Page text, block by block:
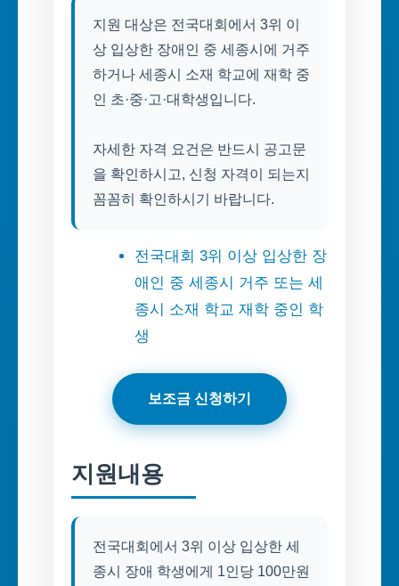
지원 대상은 전국대회에서 3위 이
상 입상한 장애인 중 세종시에 거주
하거나 세종시 소재 학교에 재학 중
인 초·중·고·대학생입니다.
자세한 자격 요건은 반드시 공고문
을 확인하시고, 신청 자격이 되는지
꼼꼼히 확인하시기 바랍니다.
전국대회 3위 이상 입상한 장
애인 중 세종시 거주 또는 세
종시 소재 학교 재학 중인 학
생
보조금 신청하기
지원내용
전국대회에서 3위 이상 입상한 세
종시 장애 학생에게 1인당 100만원